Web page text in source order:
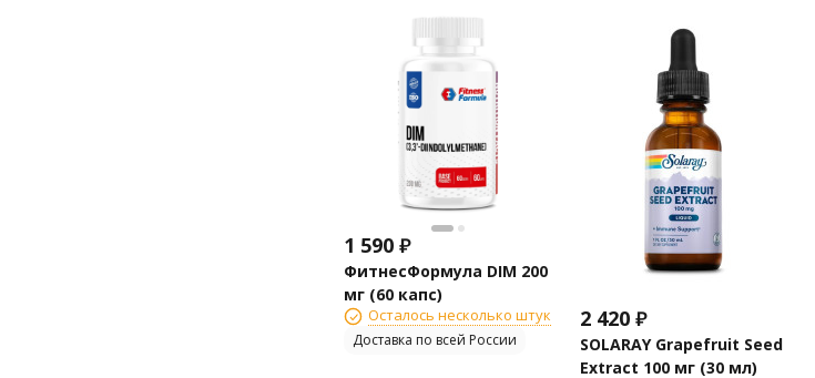
1 590 ₽
ФитнесФормула DIM 200
мг (60 капс)
Осталось несколько штук
Доставка по всей России
2 420 ₽
SOLARAY Grapefruit Seed
Extract 100 мг (30 мл)